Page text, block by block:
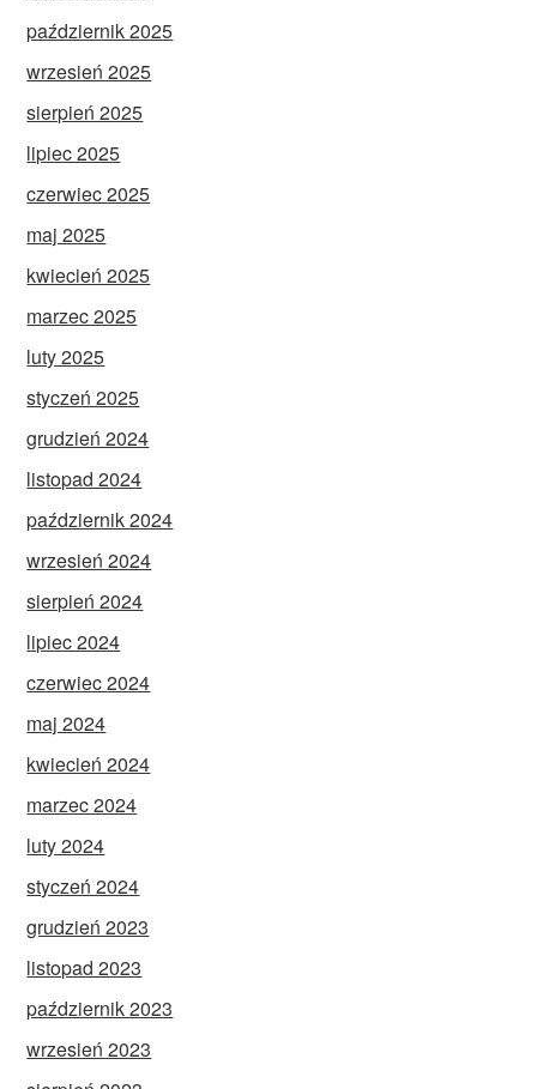
październik 2025
wrzesień 2025
sierpień 2025
lipiec 2025
czerwiec 2025
maj 2025
kwiecień 2025
marzec 2025
luty 2025
styczeń 2025
grudzień 2024
listopad 2024
październik 2024
wrzesień 2024
sierpień 2024
lipiec 2024
czerwiec 2024
maj 2024
kwiecień 2024
marzec 2024
luty 2024
styczeń 2024
grudzień 2023
listopad 2023
październik 2023
wrzesień 2023